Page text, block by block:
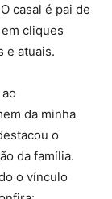
casal é pai de
cliques
e atuais.
da minha
o
da família.
o vínculo